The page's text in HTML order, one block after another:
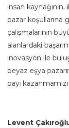
insan
pazar koşullarına
çalışmalarının
alanlardaki
inovasyon ile
beyaz eşya
payı
Levent